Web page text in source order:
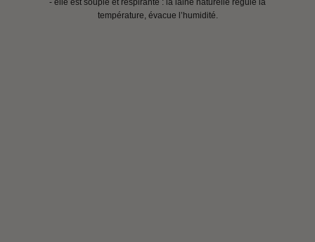
température, évacue l’humidité.